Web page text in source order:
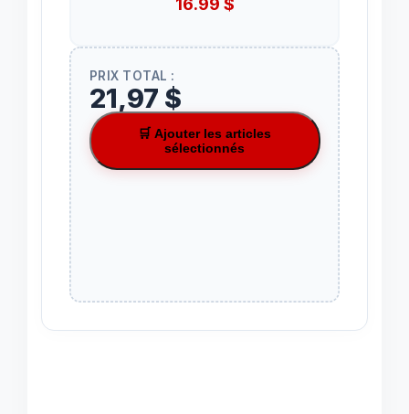
PRIX TOTAL :
21,97 $
🛒 Ajouter les articles
sélectionnés